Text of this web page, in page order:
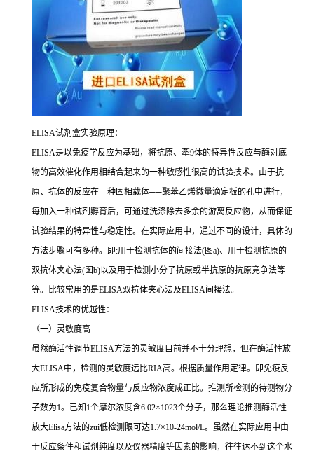
ELISA试剂盒实验原理：
ELISA是以免疫学反应为基础，将抗原、牽9体的特异性反应与酶对底
物的高效催化作用相结合起来的一种敏感性很高的试验技术。由于抗
原、抗体的反应在一种固相载体──聚苯乙烯微量滴定板的孔中进行，
每加入一种试剂孵育后，可通过洗涤除去多余的游离反应物，从而保证
试验结果的特异性与稳定性。在实际应用中，通过不同的设计，具体的
方法步骤可有多种。即:用于检测抗体的间接法(图a)、用于检测抗原的
双抗体夹心法(图b)以及用于检测小分子抗原或半抗原的抗原竞争法等
等。比较常用的是ELISA双抗体夹心法及ELISA间接法。
ELISA技术的优越性：
（一）灵敏度高
虽然酶活性调节ELISA方法的灵敏度目前并不十分理想，但在酶活性放
大ELISA中，检测的灵敏度远比RIA高。根据质量作用定律。即免疫反
应所形成的免疫复合物量与反应物浓度成正比。推测所检测的待测物分
子数为1。已知 1个摩尔浓度含6.02×1023个分子，那么理论推测酶活性
放大Elisa方法的zui低检测限可达1.7×10-24mol/L。虽然在实际应用中由
于反应条件和试剂纯度以及仪器精度等因素的影响，往往达不到这个水